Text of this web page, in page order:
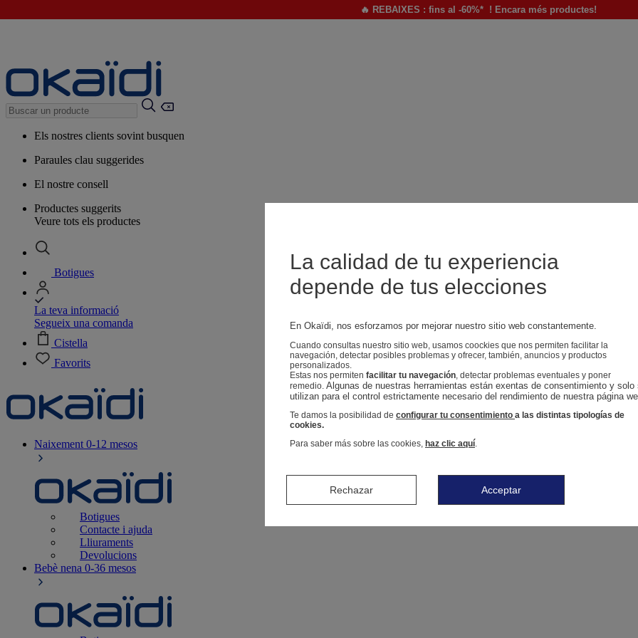
🔥 REBAIXES : fins al -60%* ! Encara més productes!
Els nostres clients sovint busquen
Paraules clau suggerides
El nostre consell
Productes suggerits
Veure tots els productes
Botigues
La teva informació
Segueix una comanda
Cistella
Favorits
Naixement 0-12 mesos
Botigues
Contacte i ajuda
Lliuraments
Devolucions
Bebè nena 0-36 mesos
La calidad de tu experiencia
depende de tus elecciones
En Okaïdi, nos esforzamos por mejorar nuestro sitio web constantemente.
Cuando consultas nuestro sitio web, usamos coockies que nos permiten facilitar la
navegación, detectar posibles problemas y ofrecer, también, anuncios y productos
personalizados.
Estas nos permiten facilitar tu navegación, detectar problemas eventuales y poner
remedio. Algunas de nuestras herramientas están exentas de consentimiento y solo
utilizan para el control estrictamente necesario del rendimiento de nuestra página
Te damos la posibilidad de configurar tu consentimiento a las distintas tipologías de
cookies.
Para saber más sobre las cookies, haz clic aquí.
Rechazar Acceptar